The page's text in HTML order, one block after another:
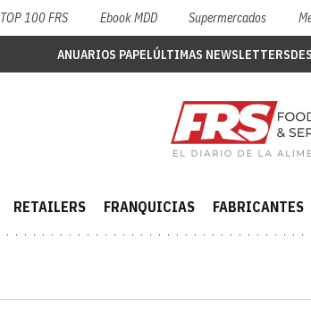
TOP 100 FRS Ebook MDD Supermercados
ANUARIOS PAPELÚLTIMAS NEWSLETTERS
RETAILERS FRANQUICIAS FABRICANTES